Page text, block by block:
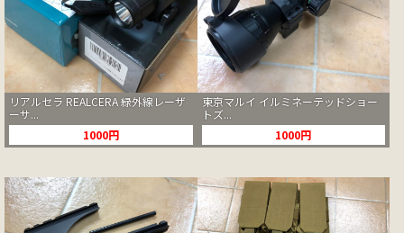
リアルセラ REALCERA 緑外線レーザ
ーサ...
1000円
東京マルイ イルミネーテッドショー
トズ...
1000円